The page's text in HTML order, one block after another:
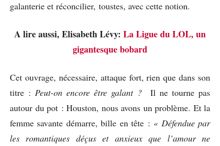
galanterie et réconcilier, toustes, avec cette notion.
A lire aussi, Elisabeth Lévy: La Ligue du LOL, un
gigantesque bobard
Cet ouvrage, nécessaire, attaque fort, rien que dans son
titre : Peut-on encore être galant ? Il ne tourne pas
autour du pot : Houston, nous avons un problème. Et la
femme savante démarre, bille en tête : « Défendue par
les romantiques déçus et anxieux que l’amour ne